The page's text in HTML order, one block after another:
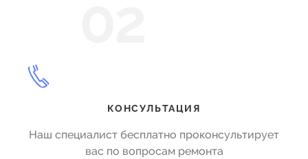
КОНСУЛЬТАЦИЯ
Наш специалист бесплатно проконсультирует
вас по вопросам ремонта